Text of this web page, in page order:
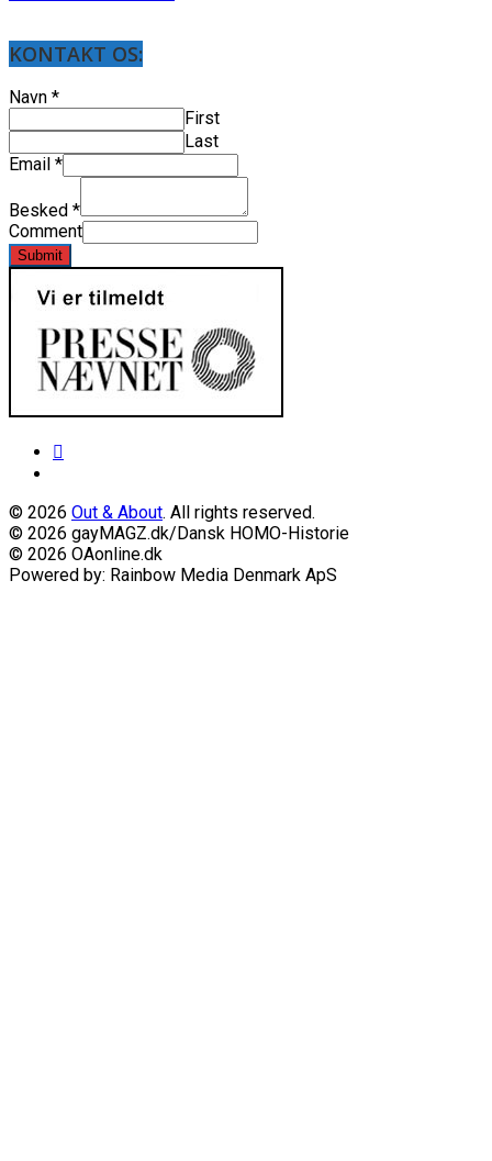
KONTAKT OS:
Navn *
First
Last
Email *
Besked *
Comment
Submit
© 2026 Out & About. All rights reserved.
© 2026 gayMAGZ.dk/Dansk HOMO-Historie
© 2026 OAonline.dk
Powered by: Rainbow Media Denmark ApS